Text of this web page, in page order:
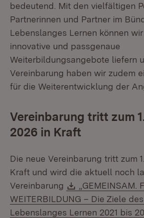
bedeutend. Mit den vielfältigen
Partnerinnen und Partner im
Lebenslanges Lernen können
innovative und passgenaue
Weiterbildungsangebote liefern
Vereinbarung haben wir zudem
für die Weiterentwicklung der
Vereinbarung tritt zum
2026 in Kraft
Die neue Vereinbarung tritt zum
Kraft und wird die aktuell noch
Vereinbarung
Download:
„GEMEINSAM.
WEITERBILDUNG – Die Ziele
Lebenslanges Lernen 2021 bis